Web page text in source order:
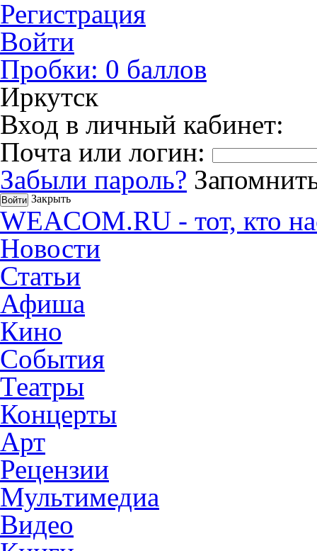
Регистрация
Войти
Пробки: 0 баллов
Иркутск
Вход в личный кабинет:
Почта или логин:
Забыли пароль?
Закрыть
WEACOM.RU - тот, кто
Новости
Статьи
Афиша
Кино
События
Театры
Концерты
Арт
Рецензии
Мультимедиа
Видео